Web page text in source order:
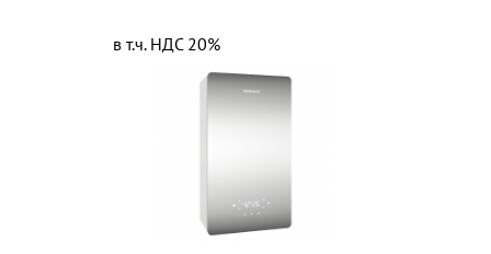
в т.ч. НДС 20%